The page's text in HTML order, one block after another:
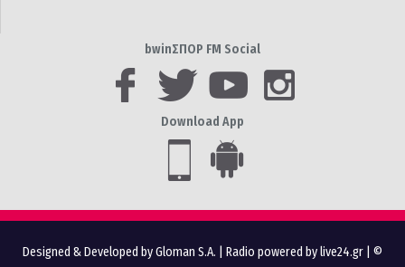
bwinΣΠΟΡ FM Social
Download App
Designed & Developed by Gloman S.A. Radio powered by live24.gr | ©